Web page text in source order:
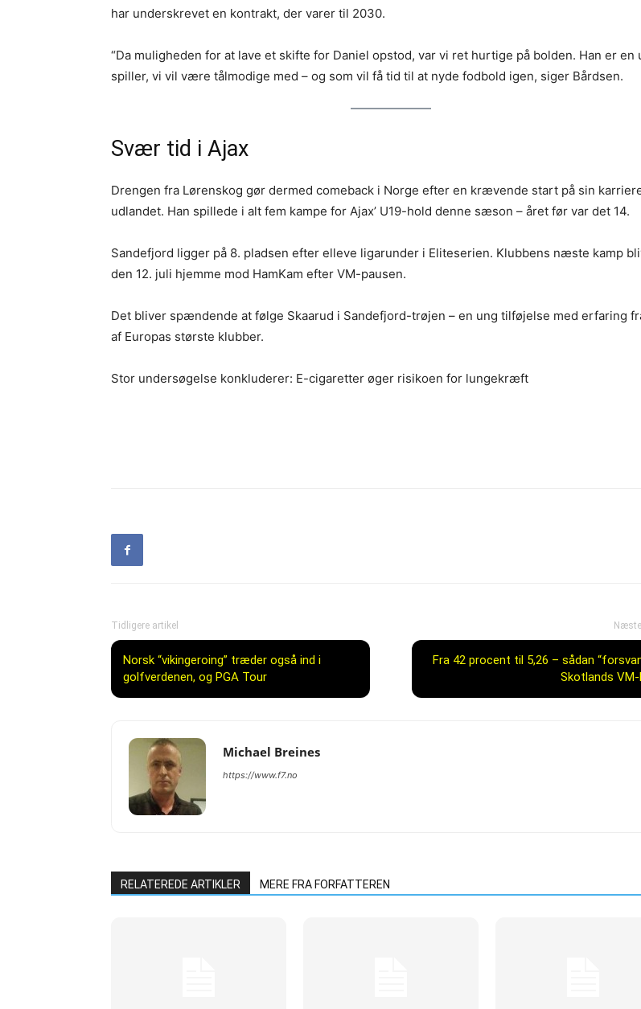
har underskrevet en kontrakt, der varer til 2030.
“Da muligheden for at lave et skifte for Daniel opstod, var vi ret hurtige på bolden. Han er en
spiller, vi vil være tålmodige med – og som vil få tid til at nyde fodbold igen, siger Bårdsen.
Svær tid i Ajax
Drengen fra Lørenskog gør dermed comeback i Norge efter en krævende start på sin
udlandet. Han spillede i alt fem kampe for Ajax’ U19-hold denne sæson – året før var det 14.
Sandefjord ligger på 8. pladsen efter elleve ligarunder i Eliteserien. Klubbens næste kamp
den 12. juli hjemme mod HamKam efter VM-pausen.
Det bliver spændende at følge Skaarud i Sandefjord-trøjen – en ung tilføjelse med erfaring
af Europas største klubber.
Stor undersøgelse konkluderer: E-cigaretter øger risikoen for lungekræft
Tidligere artikel
Norsk “vikingeroing” træder også ind i
golfverdenen, og PGA Tour
Fra 42 procent til 5,26 – sådan
Skotlands VM-
Michael Breines
https://www.f7.no
RELATEREDE ARTIKLER MERE FRA FORFATTEREN